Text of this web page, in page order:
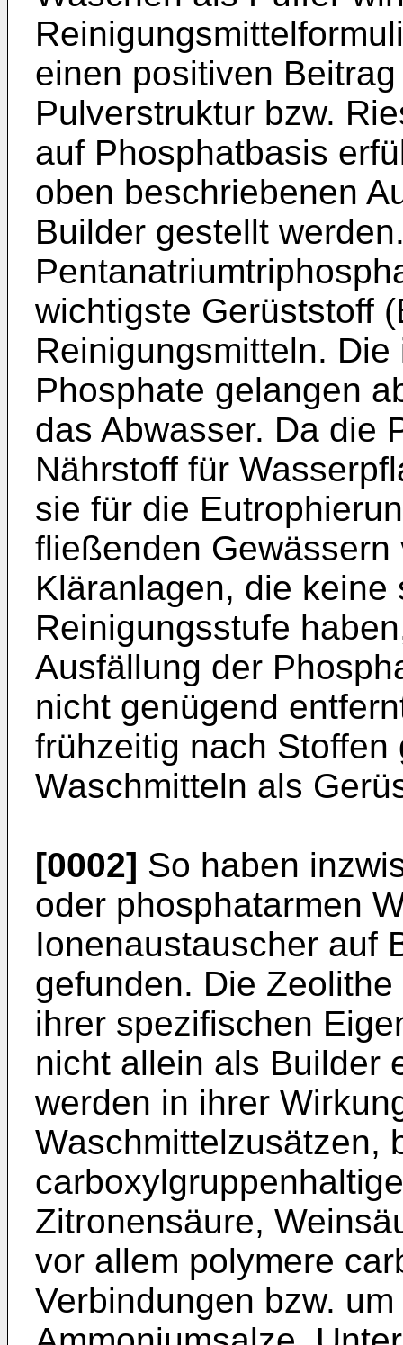
einen positiven
Pulverstruktur bzw.
auf Phosphatbasis
oben beschriebenen
Builder gestellt
wichtigste Gerüststoff
Reinigungsmitteln.
Phosphate gelangen
das Abwasser. Da die
Nährstoff für
sie für die
fließenden
Kläranlagen, die keine
Reinigungs­stufe
Ausfällung der
nicht genügend
frühzeitig nach
Waschmitteln als
[0002] So haben
oder phosphatarmen
Ionenaustauscher auf
gefunden. Die
ihrer spezifischen
nicht allein als Builder
werden in ihrer
Waschmittelzusätzen,
Zitronensäure,
vor allem polymere
Verbindungen bzw.